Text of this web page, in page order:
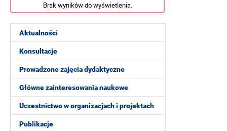
Aktualności
Konsultacje
Prowadzone zajęcia dydaktyczne
Główne zainteresowania naukowe
Uczestnictwo w organizacjach i projektach
Publikacje
Brak wyników do wyświetlenia.